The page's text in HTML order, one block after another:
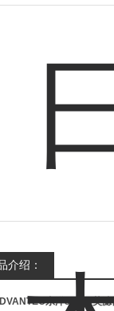
介绍：
东洋88R石英滤